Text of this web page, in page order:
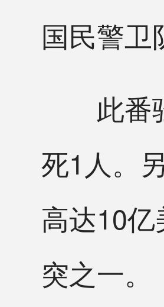
国民警卫
此番骚
死1人。
高达10
突之一。